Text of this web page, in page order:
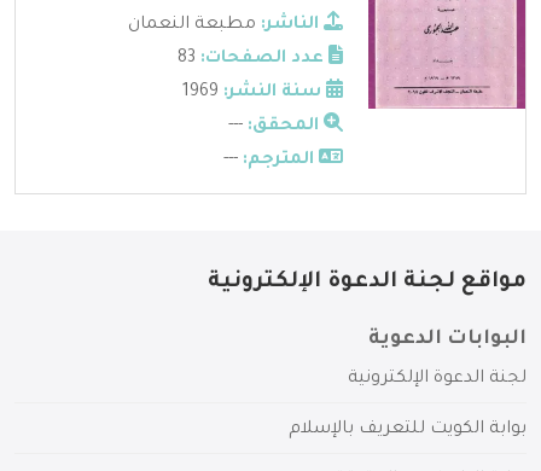
الناشر: مطبعة النعمان
عدد الصفحات:
سنة النشر:
المحقق: ---
المترجم: ---
مواقع لجنة الدعوة الإلكترونية
البوابات الدعوية
لجنة الدعوة الإلكترونية
بوابة الكويت للتعريف بالإسلام